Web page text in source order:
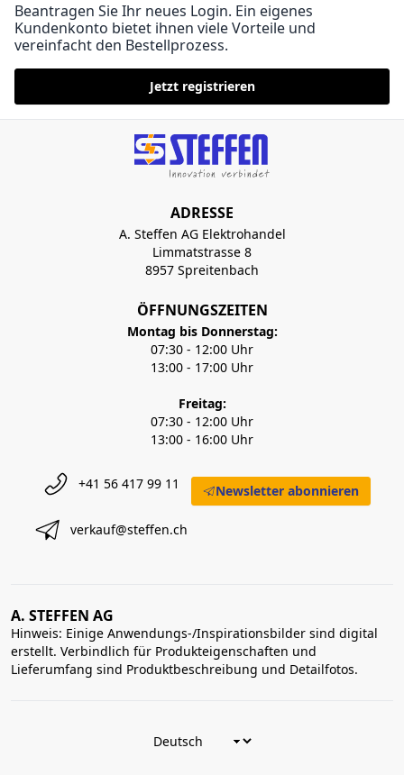
Beantragen Sie Ihr neues Login. Ein eigenes
Kundenkonto bietet ihnen viele Vorteile und
vereinfacht den Bestellprozess.
Jetzt registrieren
ADRESSE
A. Steffen AG Elektrohandel
Limmatstrasse 8
8957 Spreitenbach
ÖFFNUNGSZEITEN
Montag bis Donnerstag:
07:30 - 12:00 Uhr
13:00 - 17:00 Uhr
Freitag:
07:30 - 12:00 Uhr
13:00 - 16:00 Uhr
+41 56 417 99 11
verkauf@steffen.ch
Newsletter abonnieren
A. STEFFEN AG
Hinweis: Einige Anwendungs-/Inspirationsbilder sind digital
erstellt. Verbindlich für Produkteigenschaften und
Lieferumfang sind Produktbeschreibung und Detailfotos.